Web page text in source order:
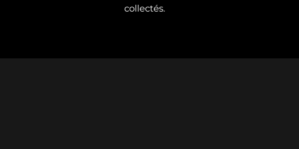
collectés.